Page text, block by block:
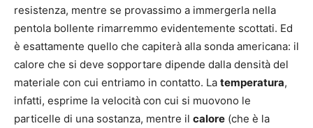
resistenza, mentre se provassimo a immergerla nella
pentola bollente rimarremmo evidentemente scottati. Ed
è esattamente quello che capiterà alla sonda americana: il
calore che si deve sopportare dipende dalla densità del
materiale con cui entriamo in contatto. La temperatura,
infatti, esprime la velocità con cui si muovono le
particelle di una sostanza, mentre il calore (che è la